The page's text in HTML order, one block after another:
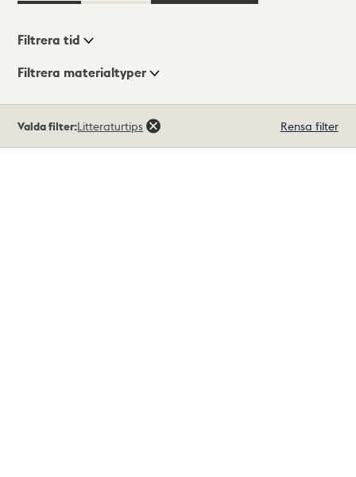
Visningsläge
Filtrera tid
Filtrera materialtyper
träffar
Valda filter:Litteraturtips Rensa filter